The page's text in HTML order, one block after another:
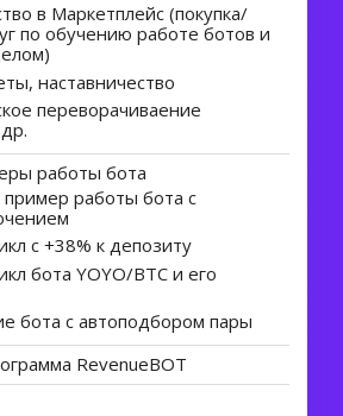
в Маркетплейс (покупка/
по обучению работе ботов и
наставничество
переворачиваение
работы бота
работы бота с
с +38% к депозиту
бота YOYO/BTC и его
бота с автоподбором пары
RevenueBOT